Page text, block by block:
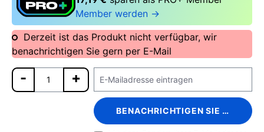
Member werden →
Derzeit ist das Produkt nicht verfügbar, wir
benachrichtigen Sie gern per E-Mail
BENACHRICHTIGEN SIE MICH